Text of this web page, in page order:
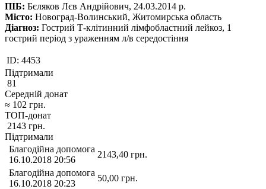
ПІБ: Бєляков Лєв Андрійович, 24.03.2014 р.
Місто: Новоград-Волинський, Житомирська область
Діагноз: Гострий Т-клітинний лімфобластний лейкоз, 1
гострий період з ураженням л/в середостіння
ID: 4453
Підтримали
81
Середній донат
≈ 102 грн.
ТОП-донат
2143 грн.
Підтримали
Благодійна допомога
16.10.2018 20:56
2143,40 грн.
Благодійна допомога
16.10.2018 20:23
50,00 грн.